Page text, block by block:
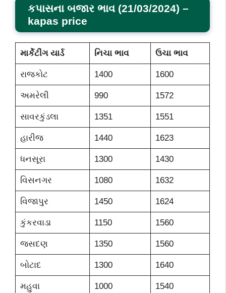
કપાસના બજાર ભાવ (21/03/2024) –
kapas price
માર્કેટીંગ યાર્ડ નિચા ભાવ ઉચા ભાવ
રાજકોટ 1400 1600
અમરેલી 990 1572
સાવરકુંડલા 1351 1551
હારીજ 1440 1623
ધનસૂરા 1300 1430
વિસનગર 1080 1632
વિજાપુર 1450 1624
કુંકરવાડા 1150 1560
જસદણ 1350 1560
બોટાદ 1300 1640
મહુવા 1000 1540